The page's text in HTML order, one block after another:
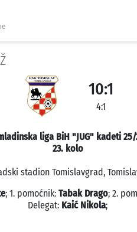
10:1
4:1
liga BiH "JUG" kadeti 25/
23. kolo
stadion Tomislavgrad,
; 1. pomoćnik: Tabak Drago; 2.
Delegat: Kaić Nikola;